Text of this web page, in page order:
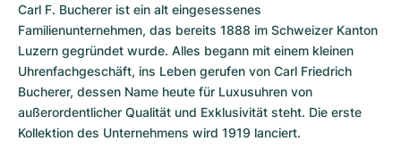
Carl F. Bucherer ist ein alt eingesessenes
Familienunternehmen, das bereits 1888 im Schweizer Kanton
Luzern gegründet wurde. Alles begann mit einem kleinen
Uhrenfachgeschäft, ins Leben gerufen von Carl Friedrich
Bucherer, dessen Name heute für Luxusuhren von
außerordentlicher Qualität und Exklusivität steht. Die erste
Kollektion des Unternehmens wird 1919 lanciert.